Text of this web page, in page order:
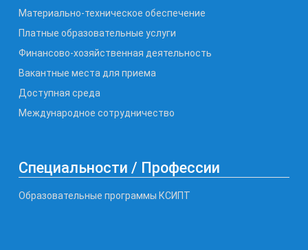
Материально-техническое обеспечение
Платные образовательные услуги
Финансово-хозяйственная деятельность
Вакантные места для приема
Доступная среда
Международное сотрудничество
Специальности / Профессии
Образовательные программы КСИПТ